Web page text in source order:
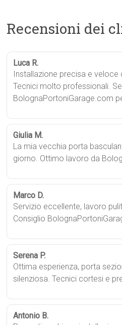
Recensioni dei
Luca R.
Installazione precisa e veloce
Tecnici molto professionali.
BolognaPortoniGarage.com
Giulia M.
La mia vecchia porta
giorno. Ottimo lavoro da
Marco D.
Servizio eccellente, lavoro
Consiglio
Serena P.
Ottima esperienza, porta
silenziosa. Tecnici cortesi e
Antonio B.